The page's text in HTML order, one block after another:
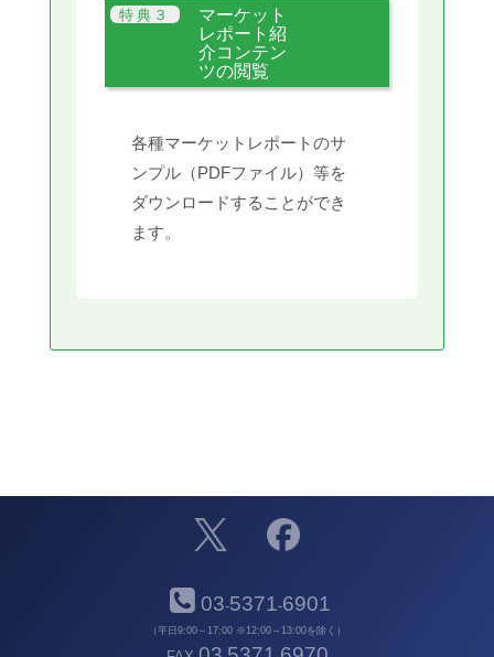
マーケット
レポート紹
介コンテン
ツの閲覧
各種マーケットレポートのサ
ンプル（PDFファイル）等を
ダウンロードすることができ
ます。
03-5371-6901
（平日9:00～17:00 ※12:00～13:00を除く）